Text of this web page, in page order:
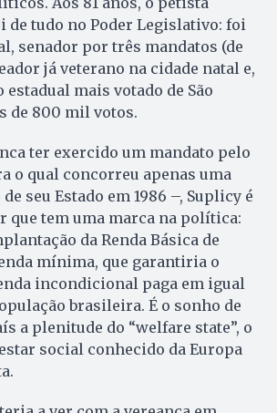
de tudo no Poder Legislativo: foi
senador por três mandatos (de
já veterano na cidade natal e,
estadual mais votado de São
de 800 mil votos.
ter exercido um mandato pelo
o qual concorreu apenas uma
seu Estado em 1986 –, Suplicy é
que tem uma marca na política:
da Renda Básica de
mínima, que garantiria o
incondicional paga em igual
brasileira. É o sonho de
a plenitude do “welfare state”, o
social conhecido da Europa